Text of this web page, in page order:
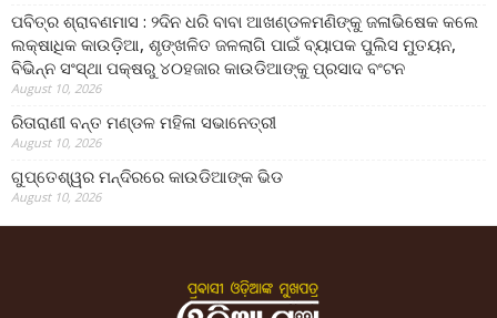
ପବିତ୍ର ଶ୍ରାବଣମାସ : ୨ଦିନ ଧରି ବାବା ଆଖଣ୍ଡଳମଣିଙ୍କୁ ଜଳାଭିଷେକ କଲେ
ଲକ୍ଷାଧିକ କାଉଡ଼ିଆ, ଶୃଙ୍ଖଳିତ ଜଳଲାଗି ପାଇଁ ବ୍ୟାପକ ପୁଲିସ ମୁତୟନ,
ବିଭିନ୍ନ ସଂସ୍ଥା ପକ୍ଷରୁ ୪୦ହଜାର କାଉଡିଆଙ୍କୁ ପ୍ରସାଦ ବଂଟନ
August 10, 2026
ରିତାରାଣୀ ବନ୍ତ ମଣ୍ଡଳ ମହିଳା ସଭାନେତ୍ରୀ
August 10, 2026
ଗୁପ୍ତେଶ୍ୱର ମନ୍ଦିରରେ କାଉଡିଆଙ୍କ ଭିଡ
August 10, 2026